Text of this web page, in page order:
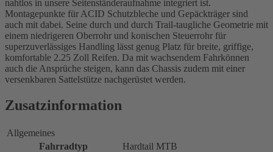
nahtlos in unsere Seitenständeraufnahme integriert ist.
Montagepunkte für ACID Schutzbleche und Gepäckträger sind
auch mit dabei. Seine durch und durch Trail-taugliche Geometrie mit
einem niedrigeren Oberrohr und konischen Steuerrohr für
superzuverlässiges Handling lässt genug Platz für breite, griffige,
komfortable 2.25 Zoll Reifen. Da mit wachsendem Fahrkönnen
auch die Ansprüche steigen, kann das Chassis zudem mit einer
versenkbaren Sattelstütze nachgerüstet werden.
Zusatzinformation
Allgemeines
Fahrradtyp
Hardtail MTB